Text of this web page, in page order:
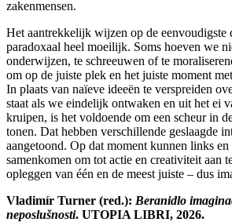
zakenmensen.
Het aantrekkelijk wijzen op de eenvoudigste
paradoxaal heel moeilijk. Soms hoeven we
onderwijzen, te schreeuwen of te
om op de juiste plek en het juiste moment
In plaats van naïeve ideeën te verspreiden
staat als we eindelijk ontwaken en uit het ei
kruipen, is het voldoende om een scheur in
tonen. Dat hebben verschillende geslaagde
aangetoond. Op dat moment kunnen links
samenkomen om tot actie en creativiteit aan
opleggen van één en de meest juiste – dus
Vladimír Turner (red.): Beranidlo
neposlušnosti. UTOPIA LIBRI, 2026.